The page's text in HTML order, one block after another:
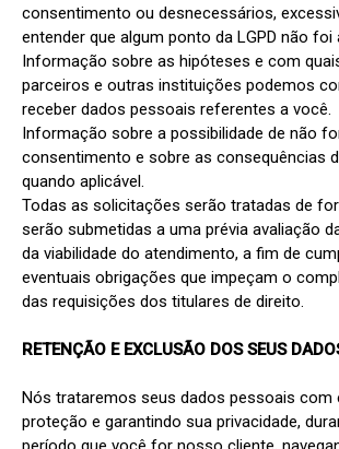
consentimento ou desnecessários,
entender que algum ponto da LGPD não foi
Informação sobre as hipóteses e com
parceiros e outras instituições podemos
receber dados pessoais referentes a você.
Informação sobre a possibilidade de não
consentimento e sobre as consequências
quando aplicável.
Todas as solicitações serão tratadas de
serão submetidas a uma prévia avaliação
da viabilidade do atendimento, a fim de
eventuais obrigações que impeçam o
das requisições dos titulares de direito.
RETENÇÃO E EXCLUSÃO DOS SEUS
Nós trataremos seus dados pessoais com
proteção e garantindo sua privacidade,